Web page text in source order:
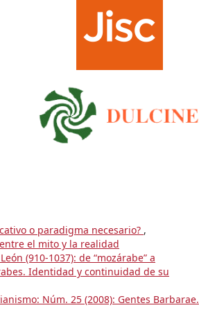
o paradigma necesario? ,
el mito y la realidad
(910-1037): de “mozárabe” a
Identidad y continuidad de su
Núm. 25 (2008): Gentes Barbarae.